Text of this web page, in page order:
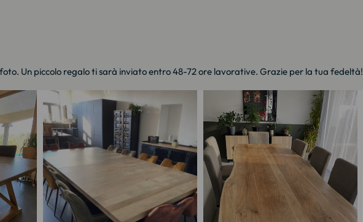
Un piccolo regalo ti sarà inviato entro 48-72 ore lavorative. Grazie per la tua fedeltà!